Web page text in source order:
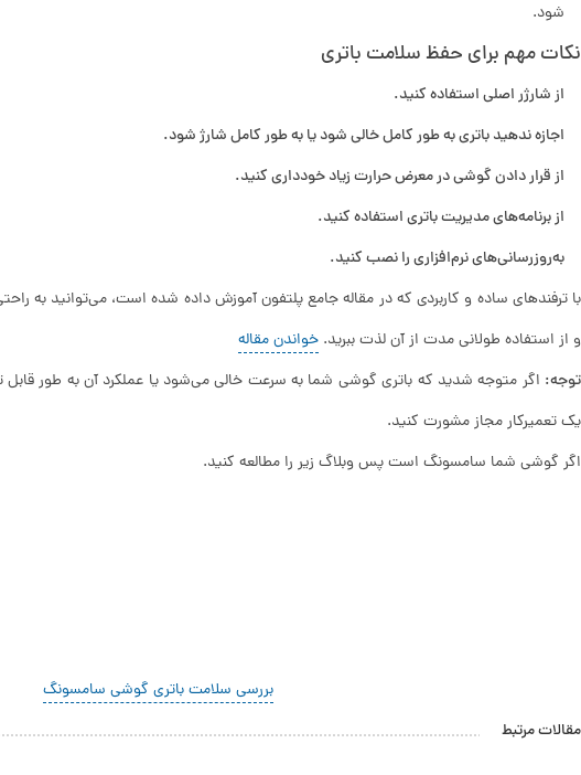
شود.
نکات مهم برای حفظ سلامت باتری
از شارژر اصلی استفاده کنید.
اجازه ندهید باتری به طور کامل خالی شود یا به طور کامل شارژ شود.
از قرار دادن گوشی در معرض حرارت زیاد خودداری کنید.
از برنامه‌های مدیریت باتری استفاده کنید.
به‌روزرسانی‌های نرم‌افزاری را نصب کنید.
با ترفندهای ساده و کاربردی که در مقاله جامع پلتفون آموزش داده شده است، می‌توانید به
و از استفاده طولانی مدت از آن لذت ببرید. خواندن مقاله
توجه: اگر متوجه شدید که باتری گوشی شما به سرعت خالی می‌شود یا عملکرد آن به طور
یک تعمیرکار مجاز مشورت کنید.
اگر گوشی شما سامسونگ است پس وبلاگ زیر را مطالعه کنید.
بررسی سلامت باتری گوشی سامسونگ
مقالات مرتبط